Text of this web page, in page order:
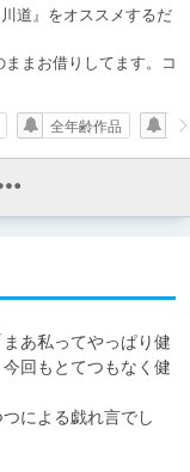
道』をオススメするだ
まお借りしてます。コ
全年齢作品
あ私ってやっぱり健
回もとてつもなく健
による戯れ言でし